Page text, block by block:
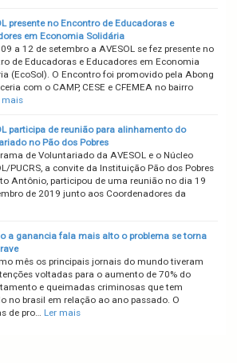
presente no Encontro de Educadoras e
em Economia Solidária
a 12 de setembro a AVESOL se fez presente no
de Educadoras e Educadores em Economia
(EcoSol). O Encontro foi promovido pela Abong
com o CAMP, CESE e CFEMEA no bairro
mais
participa de reunião para alinhamento do
no Pão dos Pobres
de Voluntariado da AVESOL e o Núcleo
PUCRS, a convite da Instituição Pão dos Pobres
Antônio, participou de uma reunião no dia 19
de 2019 junto aos Coordenadores da
a ganancia fala mais alto o problema se torna
mês os principais jornais do mundo tiveram
voltadas para o aumento de 70% do
e queimadas criminosas que tem
no brasil em relação ao ano passado. O
de pro…
Ler mais